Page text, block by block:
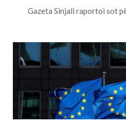
Gazeta Sinjali raportoi sot